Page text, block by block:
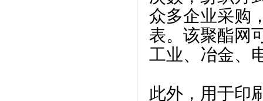
众多企业采购
表。该聚酯网
工业、冶金、
此外，用于印